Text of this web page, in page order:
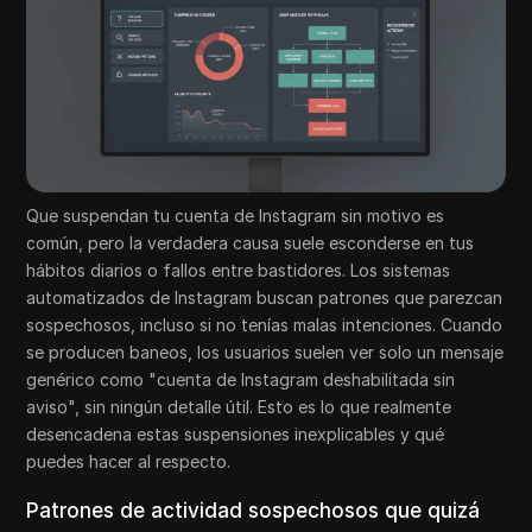
Que suspendan tu cuenta de Instagram sin motivo es
común, pero la verdadera causa suele esconderse en tus
hábitos diarios o fallos entre bastidores. Los sistemas
automatizados de Instagram buscan patrones que parezcan
sospechosos, incluso si no tenías malas intenciones. Cuando
se producen baneos, los usuarios suelen ver solo un mensaje
genérico como "cuenta de Instagram deshabilitada sin
aviso", sin ningún detalle útil. Esto es lo que realmente
desencadena estas suspensiones inexplicables y qué
puedes hacer al respecto.
Patrones de actividad sospechosos que quizá